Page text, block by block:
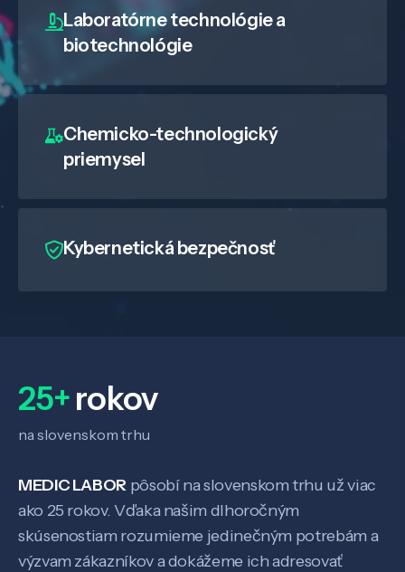
Veda a výskum
Pôsobenie
Laboratórne technológie a
biotechnológie
Chemicko-technologický
priemysel
Kybernetická bezpečnosť
25+rokov
na slovenskom trhu
MEDIC LABOR pôsobí na slovenskom trhu už viac
ako 25 rokov. Vďaka našim dlhoročným
skúsenostiam rozumieme jedinečným potrebám a
výzvam zákazníkov a dokážeme ich adresovať